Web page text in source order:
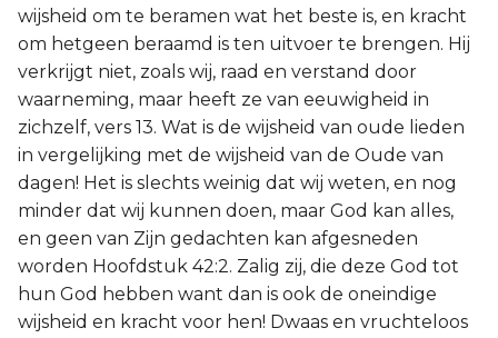
wijsheid om te beramen wat het beste is, en kracht
om hetgeen beraamd is ten uitvoer te brengen. Hij
verkrijgt niet, zoals wij, raad en verstand door
waarneming, maar heeft ze van eeuwigheid in
zichzelf, vers 13. Wat is de wijsheid van oude lieden
in vergelijking met de wijsheid van de Oude van
dagen! Het is slechts weinig dat wij weten, en nog
minder dat wij kunnen doen, maar God kan alles,
en geen van Zijn gedachten kan afgesneden
worden Hoofdstuk 42:2. Zalig zij, die deze God tot
hun God hebben want dan is ook de oneindige
wijsheid en kracht voor hen! Dwaas en vruchteloos